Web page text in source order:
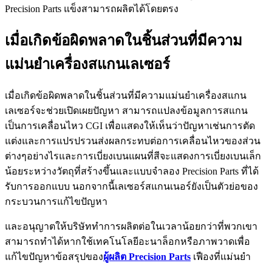
Precision Parts แข็งสามารถผลิตได้โดยตรง
เมื่อเกิดข้อผิดพลาดในชิ้นส่วนที่มีความ
แม่นยำเครื่องสแกนเลเซอร์
เมื่อเกิดข้อผิดพลาดในชิ้นส่วนที่มีความแม่นยำเครื่องสแกน
เลเซอร์จะช่วยเปิดเผยปัญหา สามารถแปลงข้อมูลการสแกน
เป็นการเคลื่อนไหว CGI เพื่อแสดงให้เห็นว่าปัญหาเช่นการตัด
แต่งและการแปรปรวนส่งผลกระทบต่อการเคลื่อนไหวของส่วน
ต่างๆอย่างไรและการเบี่ยงเบนแผนที่สีจะแสดงการเบี่ยงเบนเล็ก
น้อยระหว่างวัตถุที่สร้างขึ้นและแบบจำลอง Precision Parts ที่ได้
รับการออกแบบ นอกจากนี้เลเซอร์สแกนเนอร์ยังเป็นตัวย่อของ
กระบวนการแก้ไขปัญหา
และอนุญาตให้บริษัททำการผลิตต่อในเวลาน้อยกว่าที่พวกเขา
สามารถทำได้หากใช้เทคโนโลยีอะนาล็อกหรือภาพวาดเพื่อ
แก้ไขปัญหาข้อสรุปของผู้ผลิต Precision Parts เฟืองที่แม่นยำ